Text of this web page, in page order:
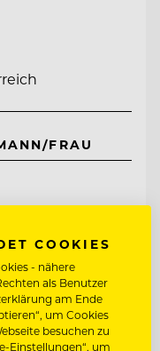
FRAU
COOKIES
- nähere
als Benutzer
am Ende
um Cookies
besuchen zu
Einstellungen“, um